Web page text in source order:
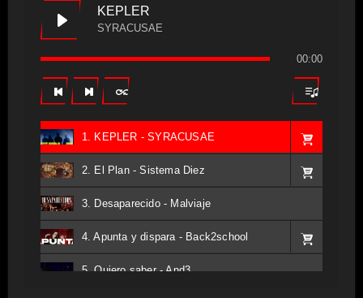
KEPLER
SYRACUSAE
00:00
1. KEPLER - SYRACUSAE
2. El Plan - Sistema Diez
3. Desaparecido - Malviaje
4. Apunta y dispara - Back2school
5. Quiero saber - And3